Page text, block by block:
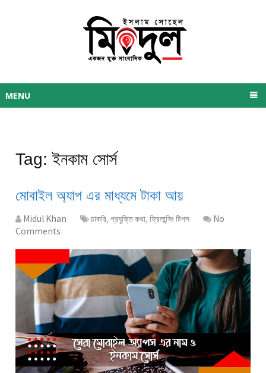
MENU
Tag:ইনকাম সোর্স
মোবাইল অ্যাপ এর মাধ্যমে টাকা আয়
Midul Khan চাকরি,প্রযুক্তি কথা,ফ্রিলান্সিং টিপস
No
Comments